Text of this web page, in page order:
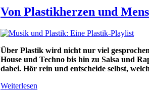
Von Plastikherzen und
Über Plastik wird nicht nur viel
House und Techno bis hin zu Salsa und
dabei. Hör rein und entscheide selbst,
Weiterlesen